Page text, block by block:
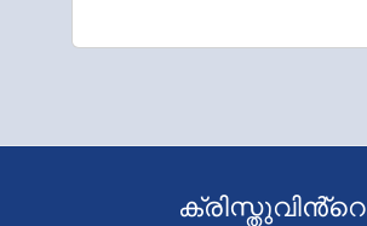
ക്രിസ്തുവിൻ്റെ